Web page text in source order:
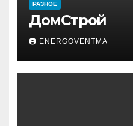
РАЗНОЕ
ДомСтрой
ENERGOVENTMA